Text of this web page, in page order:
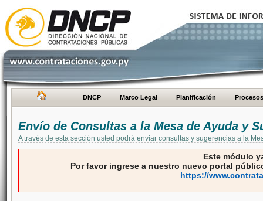
DNCP Marco Legal Planificación Procesos
Envío de Consultas a la Mesa de Ayuda y
A través de esta sección usted podrá enviar consultas y sugerencias a la
Este módulo
Por favor ingrese a nuestro nuevo portal
https://